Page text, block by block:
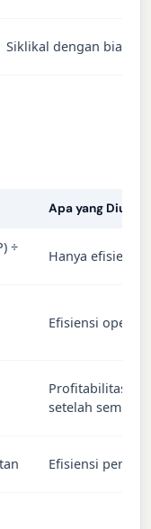
Siklikal dengan biaya
Apa yang Diukur
÷
Hanya efisiensi
Efisiensi
Profitabilitas
setelah semua
Efisiensi